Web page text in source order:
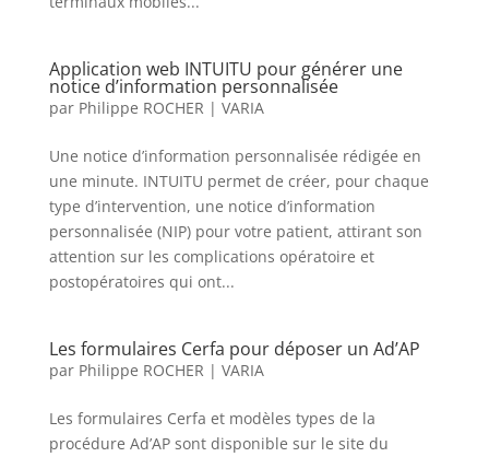
Application web INTUITU pour générer une
notice d’information personnalisée
par Philippe ROCHER | VARIA
Une notice d’information personnalisée rédigée en
une minute. INTUITU permet de créer, pour chaque
type d’intervention, une notice d’information
personnalisée (NIP) pour votre patient, attirant son
attention sur les complications opératoire et
postopératoires qui ont...
Les formulaires Cerfa pour déposer un Ad’AP
par Philippe ROCHER | VARIA
Les formulaires Cerfa et modèles types de la
procédure Ad’AP sont disponible sur le site du